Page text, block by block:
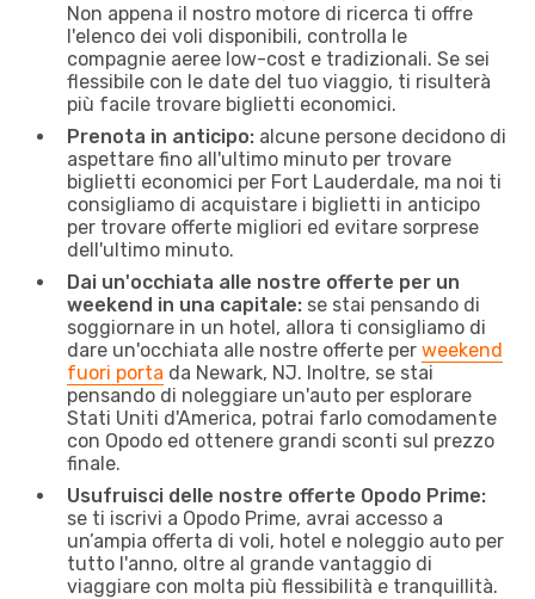
Non appena il nostro motore di ricerca ti offre
l'elenco dei voli disponibili, controlla le
compagnie aeree low-cost e tradizionali. Se sei
flessibile con le date del tuo viaggio, ti risulterà
più facile trovare biglietti economici.
Prenota in anticipo: alcune persone decidono di
aspettare fino all'ultimo minuto per trovare
biglietti economici per Fort Lauderdale, ma noi ti
consigliamo di acquistare i biglietti in anticipo
per trovare offerte migliori ed evitare sorprese
dell'ultimo minuto.
Dai un'occhiata alle nostre offerte per un
weekend in una capitale: se stai pensando di
soggiornare in un hotel, allora ti consigliamo di
dare un'occhiata alle nostre offerte per weekend
fuori porta da Newark, NJ. Inoltre, se stai
pensando di noleggiare un'auto per esplorare
Stati Uniti d'America, potrai farlo comodamente
con Opodo ed ottenere grandi sconti sul prezzo
finale.
Usufruisci delle nostre offerte Opodo Prime:
se ti iscrivi a Opodo Prime, avrai accesso a
un’ampia offerta di voli, hotel e noleggio auto per
tutto l'anno, oltre al grande vantaggio di
viaggiare con molta più flessibilità e tranquillità.